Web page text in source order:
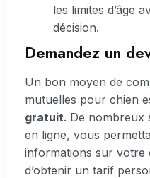
les limites d’âge
décision.
Demandez un
Un bon moyen de
mutuelles pour chien
gratuit. De nombreux
en ligne, vous
informations sur votre
d’obtenir un tarif